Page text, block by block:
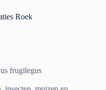
Roek
frugilegus